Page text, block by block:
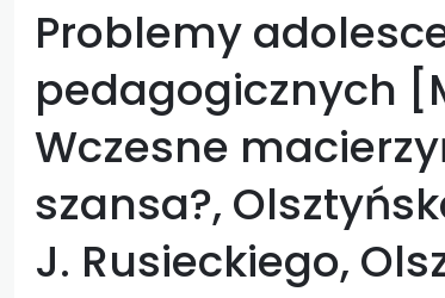
Problemy
pedagogicznych
Wczesne
szansa?,
J. Rusieckiego,